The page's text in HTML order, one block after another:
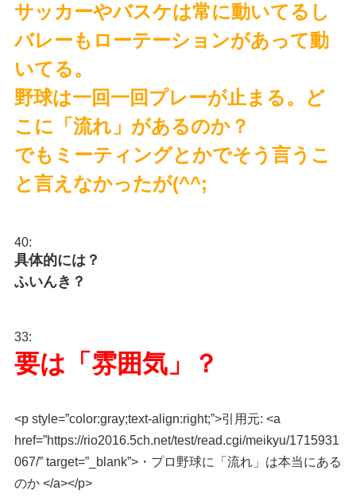
サッカーやバスケは常に動いてるし
バレーもローテーションがあって動
いてる。
野球は一回一回プレーが止まる。ど
こに「流れ」があるのか？
でもミーティングとかでそう言うこ
と言えなかったが(^^;
40:
具体的には？
ふいんき？
33:
要は「雰囲気」？
<p style=”color:gray;text-align:right;”>引用元: <a
href=”https://rio2016.5ch.net/test/read.cgi/meikyu/1715931
067/” target=”_blank”>・プロ野球に「流れ」は本当にある
のか </a></p>